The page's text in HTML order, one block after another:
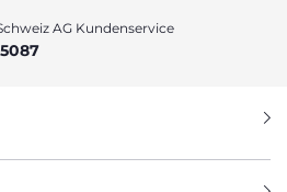
AG Kundenservice